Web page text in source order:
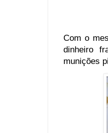
Com o
dinheiro
munições